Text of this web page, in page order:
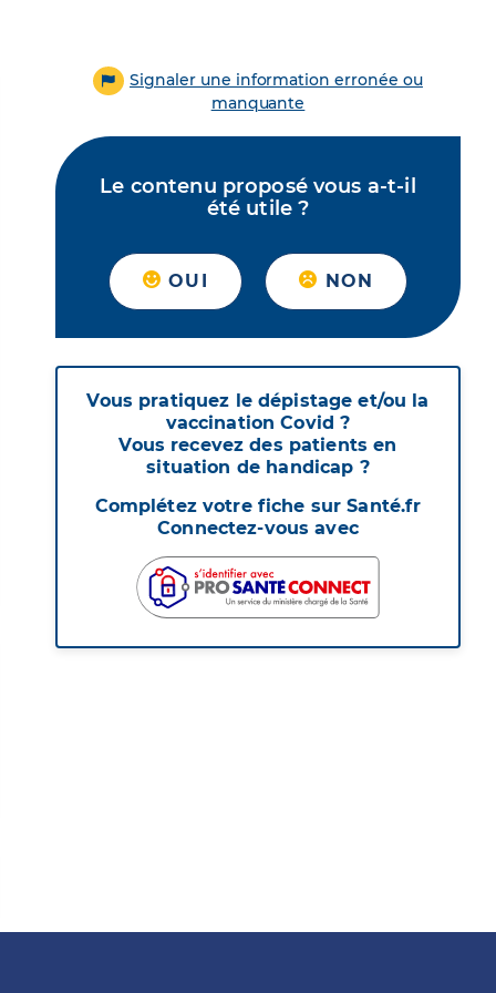
Signaler une information erronée ou
manquante
Le contenu proposé vous a-t-il
été utile ?
OUI NON
Vous pratiquez le dépistage et/ou la
vaccination Covid ?
Vous recevez des patients en
situation de handicap ?
Complétez votre fiche sur Santé.fr
Connectez-vous avec